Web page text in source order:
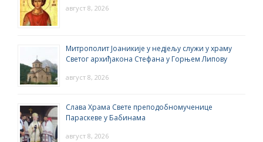
август 8, 2026
Митрополит Јоаникије у недјељу служи у храму
Светог архиђакона Стефана у Горњем Липову
август 8, 2026
Слава Храма Свете преподобномученице
Параскеве у Бабинама
август 8, 2026